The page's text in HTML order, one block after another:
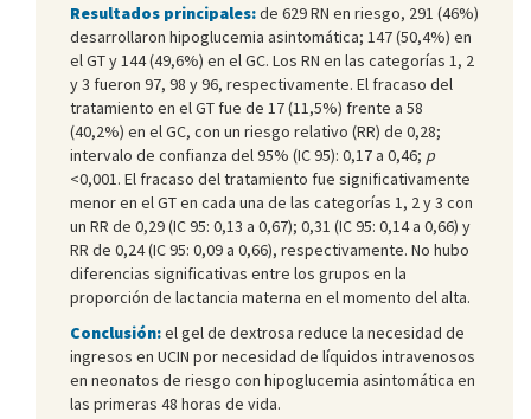
Resultados principales:de 629 RN en riesgo, 291 (46%)
desarrollaron hipoglucemia asintomática; 147 (50,4%) en
el GT y 144 (49,6%) en el GC. Los RN en las categorías 1, 2
y 3 fueron 97, 98 y 96, respectivamente. El fracaso del
tratamiento en el GT fue de 17 (11,5%) frente a 58
(40,2%) en el GC, con un riesgo relativo (RR) de 0,28;
intervalo de confianza del 95% (IC 95): 0,17 a 0,46; p
<0,001. El fracaso del tratamiento fue significativamente
menor en el GT en cada una de las categorías 1, 2 y 3 con
un RR de 0,29 (IC 95: 0,13 a 0,67); 0,31 (IC 95: 0,14 a 0,66) y
RR de 0,24 (IC 95: 0,09 a 0,66), respectivamente. No hubo
diferencias significativas entre los grupos en la
proporción de lactancia materna en el momento del alta.
Conclusión:el gel de dextrosa reduce la necesidad de
ingresos en UCIN por necesidad de líquidos intravenosos
en neonatos de riesgo con hipoglucemia asintomática en
las primeras 48 horas de vida.